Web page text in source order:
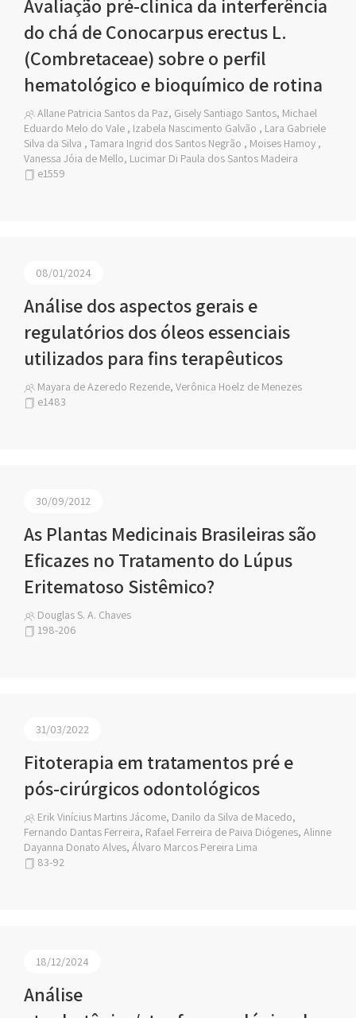
Avaliação pré-clínica da interferência
do chá de Conocarpus erectus L.
(Combretaceae) sobre o perfil
hematológico e bioquímico de rotina
Allane Patricia Santos da Paz, Gisely Santiago Santos, Michael
Eduardo Melo do Vale , Izabela Nascimento Galvão , Lara Gabriele
Silva da Silva , Tamara Ingrid dos Santos Negrão , Moises Hamoy ,
Vanessa Jóia de Mello, Lucimar Di Paula dos Santos Madeira
e1559
08/01/2024
Análise dos aspectos gerais e
regulatórios dos óleos essenciais
utilizados para fins terapêuticos
Mayara de Azeredo Rezende, Verônica Hoelz de Menezes
e1483
30/09/2012
As Plantas Medicinais Brasileiras são
Eficazes no Tratamento do Lúpus
Eritematoso Sistêmico?
Douglas S. A. Chaves
198-206
31/03/2022
Fitoterapia em tratamentos pré e
pós-cirúrgicos odontológicos
Erik Vinícius Martins Jácome, Danilo da Silva de Macedo,
Fernando Dantas Ferreira, Rafael Ferreira de Paiva Diógenes, Alinne
Dayanna Donato Alves, Álvaro Marcos Pereira Lima
83-92
18/12/2024
Análise